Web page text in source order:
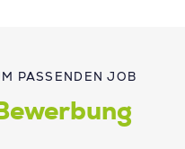
PASSENDEN JOB